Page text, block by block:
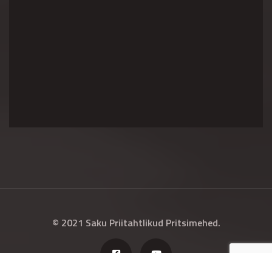
© 2021 Saku Priitahtlikud Pritsimehed.